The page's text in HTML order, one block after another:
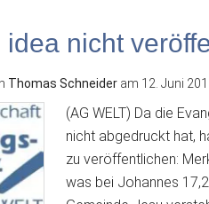
idea nicht
Thomas Schneider am 12. Juni
(AG WELT) Da die
nicht abgedruckt hat,
zu veröffentlichen:
was bei Johannes